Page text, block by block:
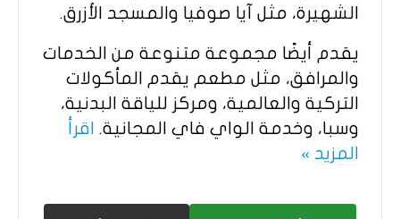
الشهيرة، مثل آيا صوفيا والمسجد الأزرق.
يقدم أيضًا مجموعة متنوعة من الخدمات
والمرافق، مثل مطعم يقدم المأكولات
التركية والعالمية، ومركز للياقة البدنية،
وسبا، وخدمة الواي فاي المجانية. اقرأ
المزيد »